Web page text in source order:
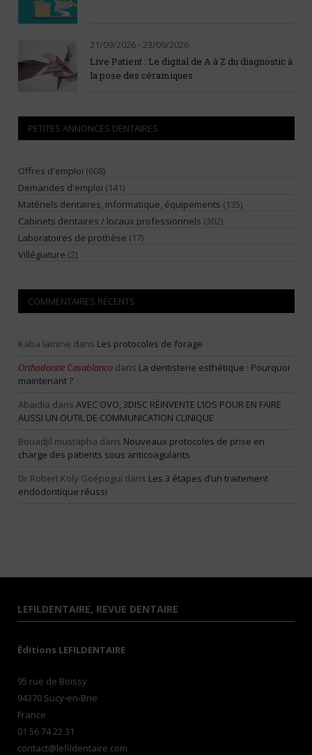
21/09/2026 - 23/09/2026
Live Patient : Le digital de A à Z du diagnostic à
la pose des céramiques
PETITES ANNONCES DENTAIRES
Offres d'emploi (608)
Demandes d'emploi (141)
Matériels dentaires, informatique, équipements (135)
Cabinets dentaires / locaux professionnels (302)
Laboratoires de prothèse (17)
Villégiature (2)
COMMENTAIRES RÉCENTS
Kaba lamine dans Les protocoles de forage
Orthodontie Casablanca dans La dentisterie esthétique : Pourquoi
maintenant ?
Abaidia dans AVEC OVO, 3DISC RÉINVENTE L’IOS POUR EN FAIRE
AUSSI UN OUTIL DE COMMUNICATION CLINIQUE
Bouadjil mustapha dans Nouveaux protocoles de prise en
charge des patients sous anticoagulants
Dr Robert Koly Goépogui dans Les 3 étapes d’un traitement
endodontique réussi
LEFILDENTAIRE, REVUE DENTAIRE
Éditions LEFILDENTAIRE
95 rue de Boissy
94370 Sucy-en-Brie
France
01 56 74 22 31
contact@lefildentaire.com